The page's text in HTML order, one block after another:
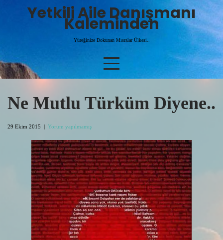
Yetkili Aile Danışmanı
Kaleminden
Yüreğinize Dokunan Mısralar Ülkesi..
Ne Mutlu Türküm Diyene..
29 Ekim 2015 | Yorum yapılmamış